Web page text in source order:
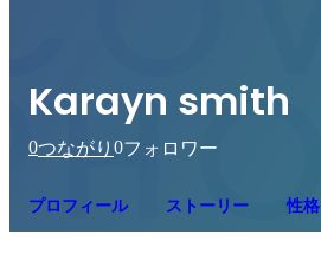
Karayn smith
0つながり 0フォロワー
プロフィール ストーリー 性格